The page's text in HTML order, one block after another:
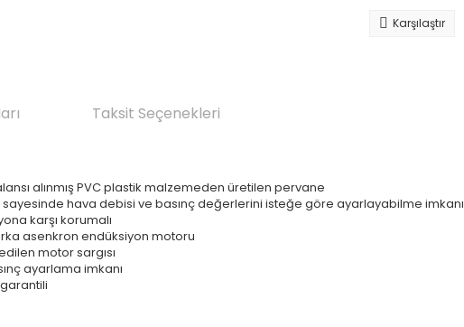
Karşılaştır
Taksit Seçenekleri
alınmış PVC plastik malzemeden üretilen pervane
sayesinde hava debisi ve basınç değerlerini isteğe göre ayarlayabilme imkanı
karşı korumalı
asenkron endüksiyon motoru
motor sargısı
ayarlama imkanı